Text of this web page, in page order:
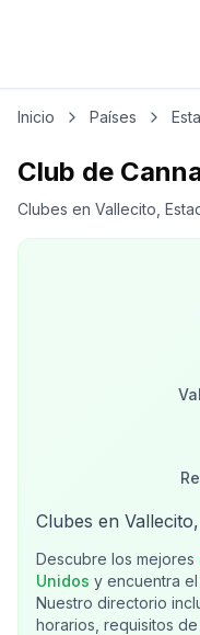
Inicio Países
Club de
Clubes en Vallecito,
Clubes en
Descubre los mejores
Unidos y encuentra
Nuestro directorio
horarios, requisitos